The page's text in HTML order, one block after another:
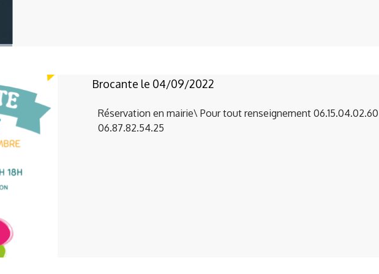
Brocante le 04/09/2022
Réservation en mairie\ Pour tout renseignement
06.87.82.54.25